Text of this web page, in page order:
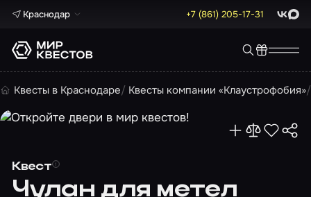
Краснодар +7 (861) 205-17-31 Max
Квесты в Краснодаре Квесты компании «Клаустрофобия»
Квест
Чулан для метел